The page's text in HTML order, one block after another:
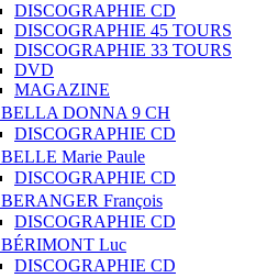
DISCOGRAPHIE CD
DISCOGRAPHIE 45 TOURS
DISCOGRAPHIE 33 TOURS
DVD
MAGAZINE
BELLA DONNA 9 CH
DISCOGRAPHIE CD
BELLE Marie Paule
DISCOGRAPHIE CD
BERANGER François
DISCOGRAPHIE CD
BÉRIMONT Luc
DISCOGRAPHIE CD